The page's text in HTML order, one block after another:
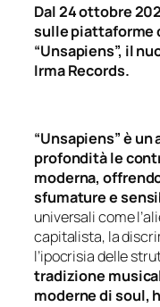
Dal 24 ottobre
sulle piattaforme
“Unsapiens”, il
Irma Records.
“Unsapiens” è
profondità le
moderna,
sfumature e
universali come
capitalista, la
l’ipocrisia delle
tradizione
moderne di soul,